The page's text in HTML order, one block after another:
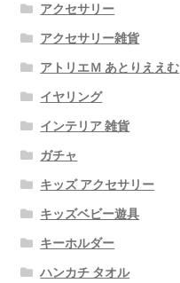
アクセサリー
アクセサリー雑貨
アトリエＭ あとりええむ
イヤリング
インテリア 雑貨
ガチャ
キッズ アクセサリー
キッズベビー遊具
キーホルダー
ハンカチ タオル